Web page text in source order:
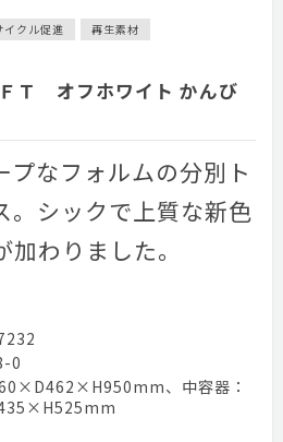
イクル促進
再生素材
Ｔ オフホワイト かんび
プなフォルムの分別ト
。シックで上質な新色
わりました。
0
、中容器：